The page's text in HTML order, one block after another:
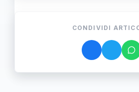
CONDIVIDI